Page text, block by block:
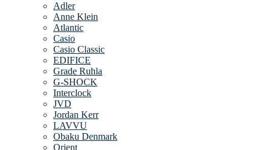
Adler
Anne Klein
Atlantic
Casio
Casio Classic
EDIFICE
Grade Ruhla
G-SHOCK
Interclock
JVD
Jordan Kerr
LAVVU
Obaku Denmark
Orient